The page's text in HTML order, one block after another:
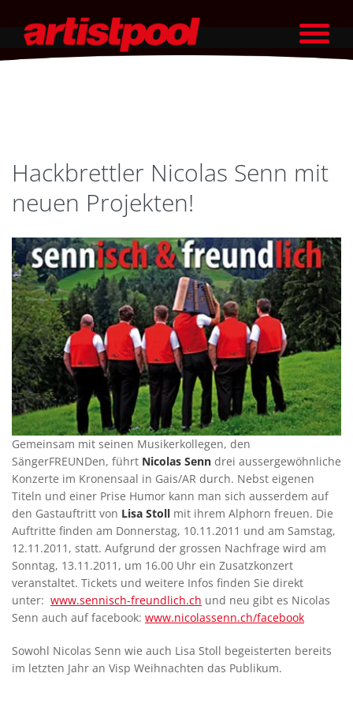
Hackbrettler Nicolas Senn mit
neuen Projekten!
Gemeinsam mit seinen Musikerkollegen, den
SängerFREUNDen, führt Nicolas Senn drei aussergewöhnliche
Konzerte im Kronensaal in Gais/AR durch. Nebst eigenen
Titeln und einer Prise Humor kann man sich ausserdem auf
den Gastauftritt von Lisa Stoll mit ihrem Alphorn freuen. Die
Auftritte finden am Donnerstag, 10.11.2011 und am Samstag,
12.11.2011, statt. Aufgrund der grossen Nachfrage wird am
Sonntag, 13.11.2011, um 16.00 Uhr ein Zusatzkonzert
veranstaltet. Tickets und weitere Infos finden Sie direkt
unter: www.sennisch-freundlich.ch und neu gibt es Nicolas
Senn auch auf facebook: www.nicolassenn.ch/facebook
Sowohl Nicolas Senn wie auch Lisa Stoll begeisterten bereits
im letzten Jahr an Visp Weihnachten das Publikum.